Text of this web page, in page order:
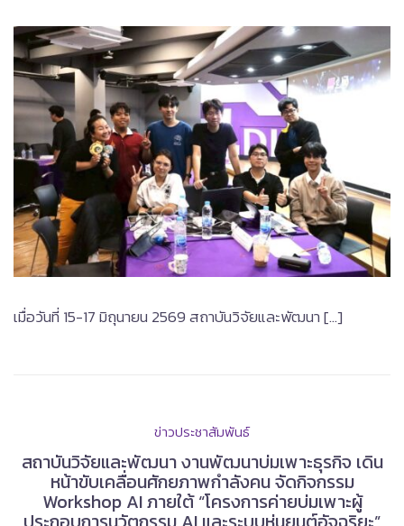
เมื่อวันที่ 15-17 มิถุนายน 2569 สถาบันวิจัยและพัฒนา […]
ข่าวประชาสัมพันธ์
สถาบันวิจัยและพัฒนา งานพัฒนาบ่มเพาะธุรกิจ เดิน
หน้าขับเคลื่อนศักยภาพกำลังคน จัดกิจกรรม
Workshop AI ภายใต้ “โครงการค่ายบ่มเพาะผู้